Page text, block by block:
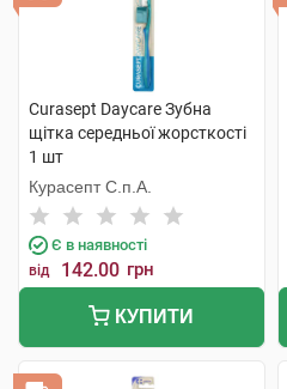
Curasept Daycare Зубна
щітка середньої жорсткості
1 шт
Курасепт С.п.А.
Є в наявності
від 142.00 грн
КУПИТИ